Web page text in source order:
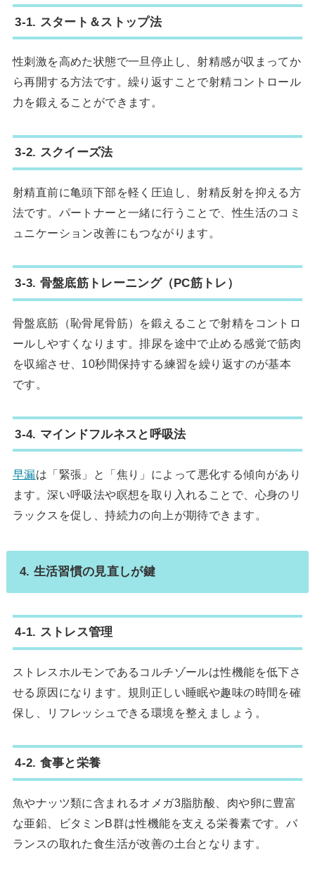
3-1. スタート＆ストップ法
性刺激を高めた状態で一旦停止し、射精感が収まってか
ら再開する方法です。繰り返すことで射精コントロール
力を鍛えることができます。
3-2. スクイーズ法
射精直前に亀頭下部を軽く圧迫し、射精反射を抑える方
法です。パートナーと一緒に行うことで、性生活のコミ
ュニケーション改善にもつながります。
3-3. 骨盤底筋トレーニング（PC筋トレ）
骨盤底筋（恥骨尾骨筋）を鍛えることで射精をコントロ
ールしやすくなります。排尿を途中で止める感覚で筋肉
を収縮させ、10秒間保持する練習を繰り返すのが基本
です。
3-4. マインドフルネスと呼吸法
早漏は「緊張」と「焦り」によって悪化する傾向があり
ます。深い呼吸法や瞑想を取り入れることで、心身のリ
ラックスを促し、持続力の向上が期待できます。
4. 生活習慣の見直しが鍵
4-1. ストレス管理
ストレスホルモンであるコルチゾールは性機能を低下さ
せる原因になります。規則正しい睡眠や趣味の時間を確
保し、リフレッシュできる環境を整えましょう。
4-2. 食事と栄養
魚やナッツ類に含まれるオメガ3脂肪酸、肉や卵に豊富
な亜鉛、ビタミンB群は性機能を支える栄養素です。バ
ランスの取れた食生活が改善の土台となります。